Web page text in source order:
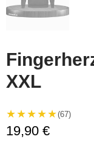
XXL
★★★★★(67)
19,90 €